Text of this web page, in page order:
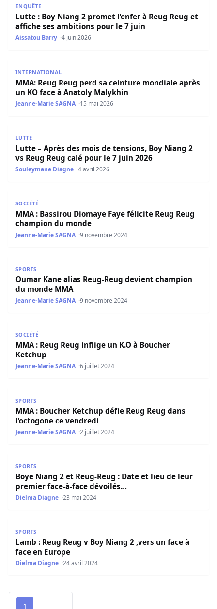
ENQUÊTE
Lutte : Boy Niang 2 promet l’enfer à Reug Reug et
affiche ses ambitions pour le 7 juin
Aissatou Barry 4 juin 2026
INTERNATIONAL
MMA: Reug Reug perd sa ceinture mondiale après
un KO face à Anatoly Malykhin
Jeanne-Marie SAGNA 15 mai 2026
LUTTE
Lutte – Après des mois de tensions, Boy Niang 2
vs Reug Reug calé pour le 7 juin 2026
Souleymane Diagne 4 avril 2026
SOCIÉTÉ
MMA : Bassirou Diomaye Faye félicite Reug Reug
champion du monde
Jeanne-Marie SAGNA 9 novembre 2024
SPORTS
Oumar Kane alias Reug-Reug devient champion
du monde MMA
Jeanne-Marie SAGNA 9 novembre 2024
SOCIÉTÉ
MMA : Reug Reug inflige un K.O à Boucher
Ketchup
Jeanne-Marie SAGNA 6 juillet 2024
SPORTS
MMA : Boucher Ketchup défie Reug Reug dans
l’octogone ce vendredi
Jeanne-Marie SAGNA 2 juillet 2024
SPORTS
Boye Niang 2 et Reug-Reug : Date et lieu de leur
premier face-à-face dévoilés…
Dielma Diagne 23 mai 2024
SPORTS
Lamb : Reug Reug v Boy Niang 2 ,vers un face à
face en Europe
Dielma Diagne 24 avril 2024
1